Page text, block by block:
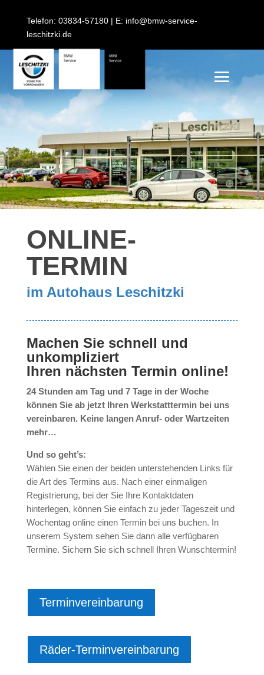
Telefon: 03834-57180 | E: info@bmw-service-
leschitzki.de
ONLINE-
TERMIN
im Autohaus Leschitzki
Machen Sie schnell und
unkompliziert
Ihren nächsten Termin online!
24 Stunden am Tag und 7 Tage in der Woche
können Sie ab jetzt Ihren Werkstatttermin bei uns
vereinbaren. Keine langen Anruf- oder Wartzeiten
mehr…
Und so geht’s:
Wählen Sie einen der beiden unterstehenden Links für
die Art des Termins aus. Nach einer einmaligen
Registrierung, bei der Sie Ihre Kontaktdaten
hinterlegen, können Sie einfach zu jeder Tageszeit und
Wochentag online einen Termin bei uns buchen. In
unserem System sehen Sie dann alle verfügbaren
Termine. Sichern Sie sich schnell Ihren Wunschtermin!
Terminvereinbarung
Räder-Terminvereinbarung